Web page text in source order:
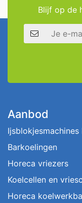
Blijf op de
E-mailadres
Aanbod
Ijsblokjesmachines
Barkoelingen
Horeca vriezers
Koelcellen en
Horeca